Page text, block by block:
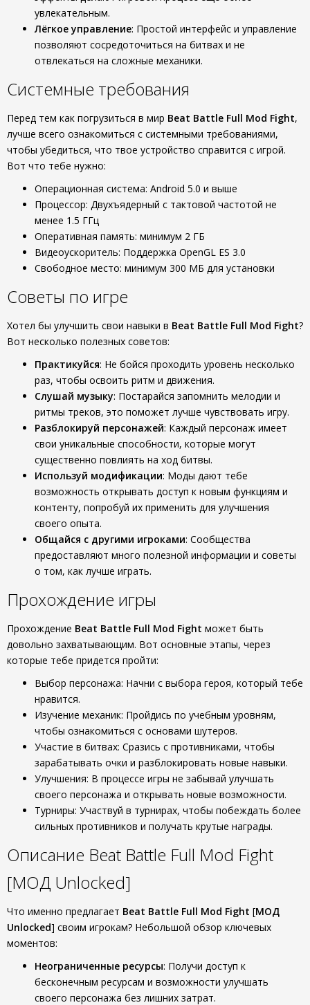
увлекательным.
Лёгкое управление: Простой интерфейс и управление
позволяют сосредоточиться на битвах и не
отвлекаться на сложные механики.
Системные требования
Перед тем как погрузиться в мир Beat Battle Full Mod Fight,
лучше всего ознакомиться с системными требованиями,
чтобы убедиться, что твое устройство справится с игрой.
Вот что тебе нужно:
Операционная система: Android 5.0 и выше
Процессор: Двухъядерный с тактовой частотой не
менее 1.5 ГГц
Оперативная память: минимум 2 ГБ
Видеоускоритель: Поддержка OpenGL ES 3.0
Свободное место: минимум 300 МБ для установки
Советы по игре
Хотел бы улучшить свои навыки в Beat Battle Full Mod Fight?
Вот несколько полезных советов:
Практикуйся: Не бойся проходить уровень несколько
раз, чтобы освоить ритм и движения.
Слушай музыку: Постарайся запомнить мелодии и
ритмы треков, это поможет лучше чувствовать игру.
Разблокируй персонажей: Каждый персонаж имеет
свои уникальные способности, которые могут
существенно повлиять на ход битвы.
Используй модификации: Моды дают тебе
возможность открывать доступ к новым функциям и
контенту, попробуй их применить для улучшения
своего опыта.
Общайся с другими игроками: Сообщества
предоставляют много полезной информации и советы
о том, как лучше играть.
Прохождение игры
Прохождение Beat Battle Full Mod Fight может быть
довольно захватывающим. Вот основные этапы, через
которые тебе придется пройти:
Выбор персонажа: Начни с выбора героя, который тебе
нравится.
Изучение механик: Пройдись по учебным уровням,
чтобы ознакомиться с основами шутеров.
Участие в битвах: Сразись с противниками, чтобы
зарабатывать очки и разблокировать новые навыки.
Улучшения: В процессе игры не забывай улучшать
своего персонажа и открывать новые возможности.
Турниры: Участвуй в турнирах, чтобы побеждать более
сильных противников и получать крутые награды.
Описание Beat Battle Full Mod Fight
[МОД Unlocked]
Что именно предлагает Beat Battle Full Mod Fight [МОД
Unlocked] своим игрокам? Небольшой обзор ключевых
моментов:
Неограниченные ресурсы: Получи доступ к
бесконечным ресурсам и возможности улучшать
своего персонажа без лишних затрат.